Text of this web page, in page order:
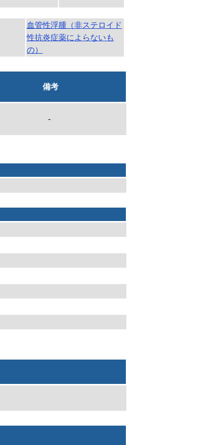
血管性浮腫（非ステロイド
性抗炎症薬によらないも
の）
備考
-